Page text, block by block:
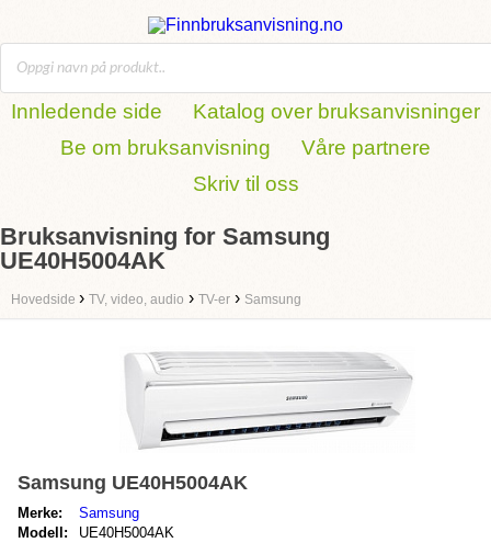
Innledende side
Katalog over bruksanvisninger
Be om bruksanvisning
Våre partnere
Skriv til oss
Bruksanvisning for Samsung
UE40H5004AK
Hovedside › TV, video, audio › TV-er › Samsung
Samsung UE40H5004AK
Merke:
Samsung
Modell:
UE40H5004AK